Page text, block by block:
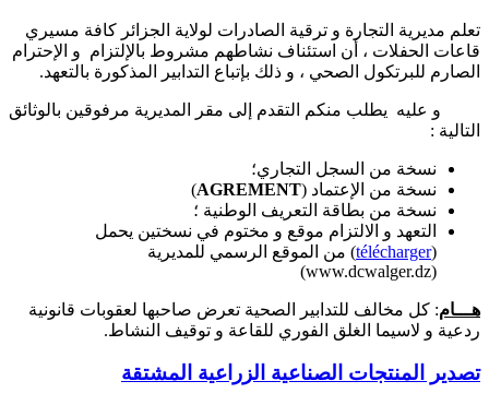
تعلم مديرية التجارة و ترقية الصادرات لولاية الجزائر كافة مسيري
قاعات الحفلات ، أن استئناف نشاطهم مشروط بالإلتزام و الإحترام
الصارم للبرتكول الصحي ، و ذلك بإتباع التدابير المذكورة بالتعهد.
و عليه يطلب منكم التقدم إلى مقر المديرية مرفوقين بالوثائق
التالية :
نسخة من السجل التجاري؛
نسخة من الإعتماد (AGREMENT
)
نسخة من بطاقة التعريف الوطنية ؛
التعهد و الالتزام موقع و مختوم في نسختين يحمل
(
télécharger) من الموقع الرسمي للمديرية
(
www.dcwalger.dz
)
هـــام: كل مخالف للتدابير الصحية تعرض صاحبها لعقوبات قانونية
ردعية و لاسيما الغلق الفوري للقاعة و توقيف النشاط.
تصدير المنتجات الصناعية الزراعية المشتقة